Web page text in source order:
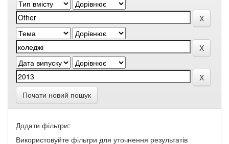
Почати новий пошук
Додати фільтри:
Використовуйте фільтри для уточнення результатів